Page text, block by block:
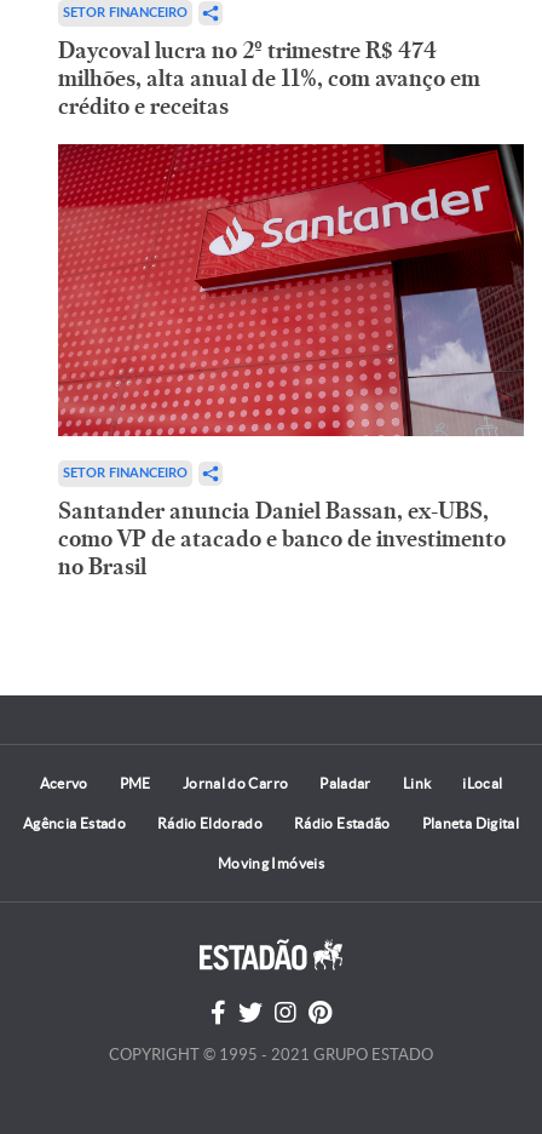
SETOR FINANCEIRO
Daycoval lucra no 2º trimestre R$ 474
milhões, alta anual de 11%, com avanço em
crédito e receitas
SETOR FINANCEIRO
Santander anuncia Daniel Bassan, ex-UBS,
como VP de atacado e banco de investimento
no Brasil
Acervo PME Jornal do Carro Paladar Link iLocal
Agência Estado Rádio Eldorado Rádio Estadão Planeta Digital
Moving Imóveis
COPYRIGHT © 1995 - 2021 GRUPO ESTADO